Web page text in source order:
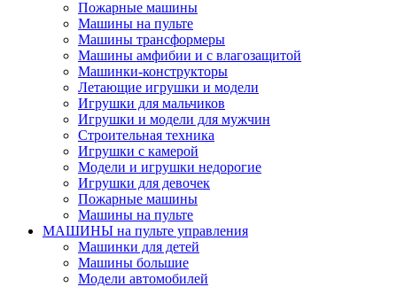
Пожарные машины
Машины на пульте
Машины трансформеры
Машины амфибии и с влагозащитой
Машинки-конструкторы
Летающие игрушки и модели
Игрушки для мальчиков
Игрушки и модели для мужчин
Строительная техника
Игрушки с камерой
Модели и игрушки недорогие
Игрушки для девочек
Пожарные машины
Машины на пульте
МАШИНЫ на пульте управления
Машинки для детей
Машины большие
Модели автомобилей